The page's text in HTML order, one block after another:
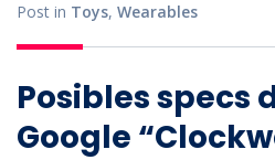
Post in Toys, Wearables
Posibles specs
Google